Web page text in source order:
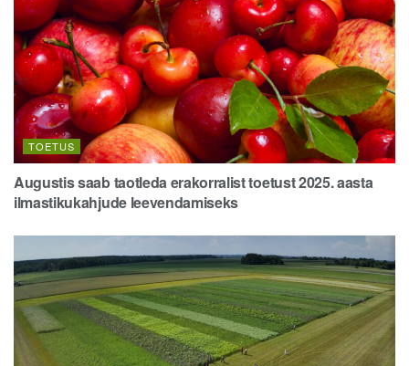
TOETUS
Augustis saab taotleda erakorralist toetust 2025. aasta
ilmastikukahjude leevendamiseks